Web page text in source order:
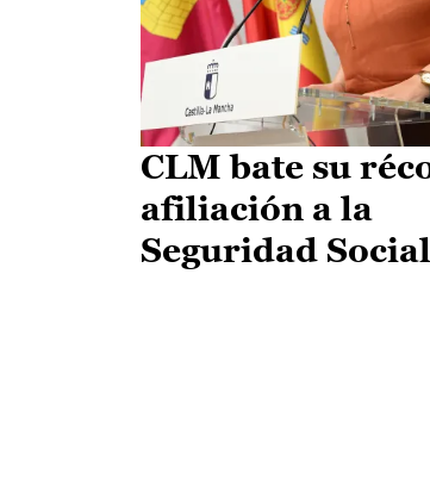
CLM bate su
afiliación a la
Seguridad Social